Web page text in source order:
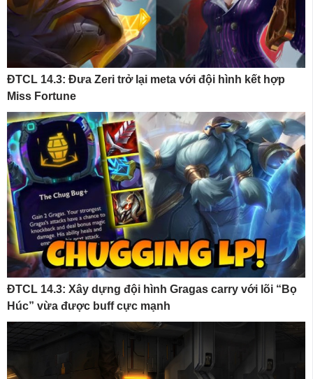
ĐTCL 14.3: Đưa Zeri trở lại meta với đội hình kết hợp
Miss Fortune
ĐTCL 14.3: Xây dựng đội hình Gragas carry với lõi “Bọ
Húc” vừa được buff cực mạnh